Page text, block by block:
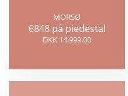
MORSØ
6848 på piedestal
DKK 14.999,00